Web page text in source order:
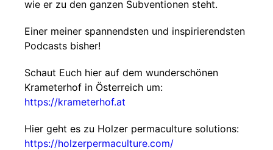
wie er zu den ganzen Subventionen steht.
Einer meiner spannendsten und inspirierendsten
Podcasts bisher!
Schaut Euch hier auf dem wunderschönen
Krameterhof in Österreich um:
https://krameterhof.at
Hier geht es zu Holzer permaculture solutions:
https://holzerpermaculture.com/